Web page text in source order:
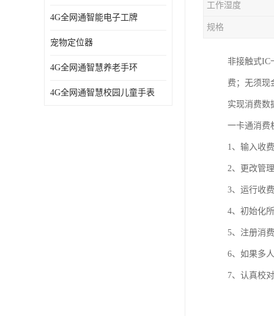
4G全网通智能电子工牌
宠物定位器
4G全网通智慧养老手环
4G全网通智慧校园儿童手表
工作湿度
规格
非接触式IC
费；无须现
实现消费数
一卡通消费
1、输入收
2、更改管
3、运行收
4、初始化
5、注册消
6、如果多
7、认真校